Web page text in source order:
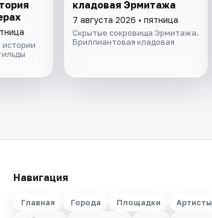
истории
кладовая Эрмитажа
7 августа 2026 • пятница
Скрытые сокровища Эрмитажа.
Бриллиантовая кладовая
Навигация
Главная Города Площадки
Артисты